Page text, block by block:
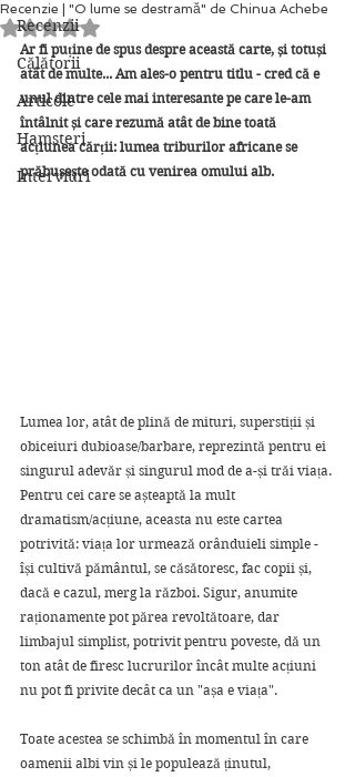
Recenzii
Călătorii
Articole
Hamsteri
Interviuri
Recenzie | "O lume se destramă" de Chinua Achebe
Evaluat(ă) cu NaN din 5 stele.
Ar fi puține de spus despre această carte, și totuși
atât de multe... Am ales-o pentru titlu - cred că e
unul dintre cele mai interesante pe care le-am
întâlnit și care rezumă atât de bine toată
acțiunea cărții: lumea triburilor africane se
prăbușește odată cu venirea omului alb.
Lumea lor, atât de plină de mituri, superstiții și
obiceiuri dubioase/barbare, reprezintă pentru ei
singurul adevăr și singurul mod de a-și trăi viața.
Pentru cei care se așteaptă la mult
dramatism/acțiune, aceasta nu este cartea
potrivită: viața lor urmează orânduieli simple -
își cultivă pământul, se căsătoresc, fac copii și,
dacă e cazul, merg la război. Sigur, anumite
raționamente pot părea revoltătoare, dar
limbajul simplist, potrivit pentru poveste, dă un
ton atât de firesc lucrurilor încât multe acțiuni
nu pot fi privite decât ca un "așa e viața".
Toate acestea se schimbă în momentul în care
oamenii albi vin și le populează ținutul,